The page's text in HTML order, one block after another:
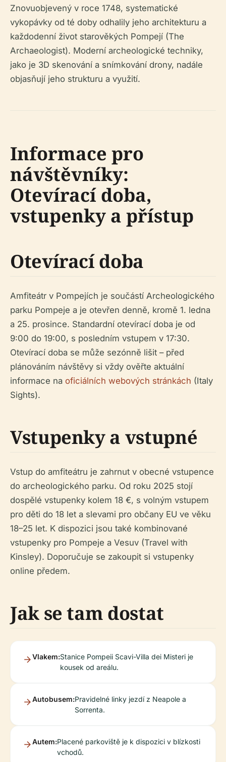
Znovuobjevený v roce 1748, systematické
vykopávky od té doby odhalily jeho architekturu a
každodenní život starověkých Pompejí (The
Archaeologist). Moderní archeologické techniky,
jako je 3D skenování a snímkování drony, nadále
objasňují jeho strukturu a využití.
Informace pro
návštěvníky:
Otevírací doba,
vstupenky a přístup
Otevírací doba
Amfiteátr v Pompejích je součástí Archeologického
parku Pompeje a je otevřen denně, kromě 1. ledna
a 25. prosince. Standardní otevírací doba je od
9:00 do 19:00, s posledním vstupem v 17:30.
Otevírací doba se může sezónně lišit – před
plánováním návštěvy si vždy ověřte aktuální
informace na oficiálních webových stránkách (Italy
Sights).
Vstupenky a vstupné
Vstup do amfiteátru je zahrnut v obecné vstupence
do archeologického parku. Od roku 2025 stojí
dospělé vstupenky kolem 18 €, s volným vstupem
pro děti do 18 let a slevami pro občany EU ve věku
18–25 let. K dispozici jsou také kombinované
vstupenky pro Pompeje a Vesuv (Travel with
Kinsley). Doporučuje se zakoupit si vstupenky
online předem.
Jak se tam dostat
Vlakem:Stanice Pompeii Scavi-Villa dei Misteri je
kousek od areálu.
Autobusem:Pravidelné linky jezdí z Neapole a
Sorrenta.
Autem:Placené parkoviště je k dispozici v blízkosti
vchodů.